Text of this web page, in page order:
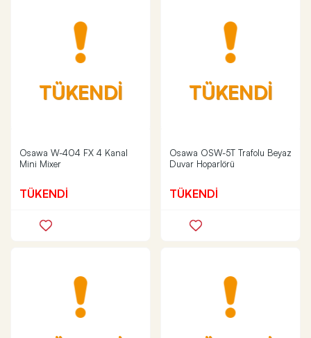
TÜKENDİ
Osawa W-404 FX 4 Kanal
Mini Mixer
TÜKENDİ
TÜKENDİ
Osawa OSW-5T Trafolu Beyaz
Duvar Hoparlörü
TÜKENDİ